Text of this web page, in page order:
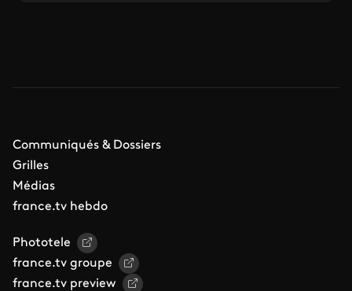
Communiqués & Dossiers
Grilles
Médias
france.tv hebdo
Phototele
france.tv groupe
france.tv preview